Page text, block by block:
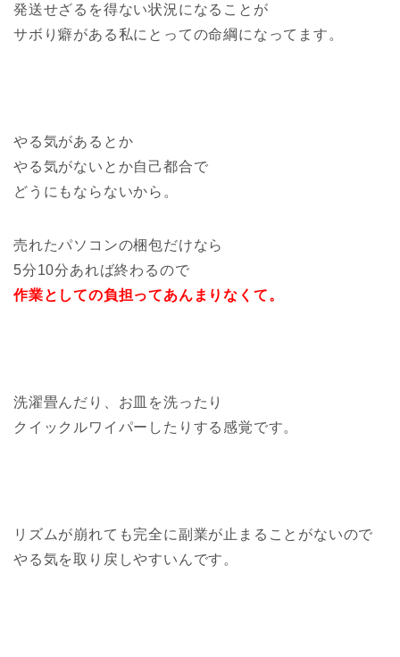
発送せざるを得ない状況になることが
サボり癖がある私にとっての命綱になってます。
やる気があるとか
やる気がないとか自己都合で
どうにもならないから。
売れたパソコンの梱包だけなら
5分10分あれば終わるので
作業としての負担ってあんまりなくて。
洗濯畳んだり、お皿を洗ったり
クイックルワイパーしたりする感覚です。
リズムが崩れても完全に副業が止まることがないので
やる気を取り戻しやすいんです。